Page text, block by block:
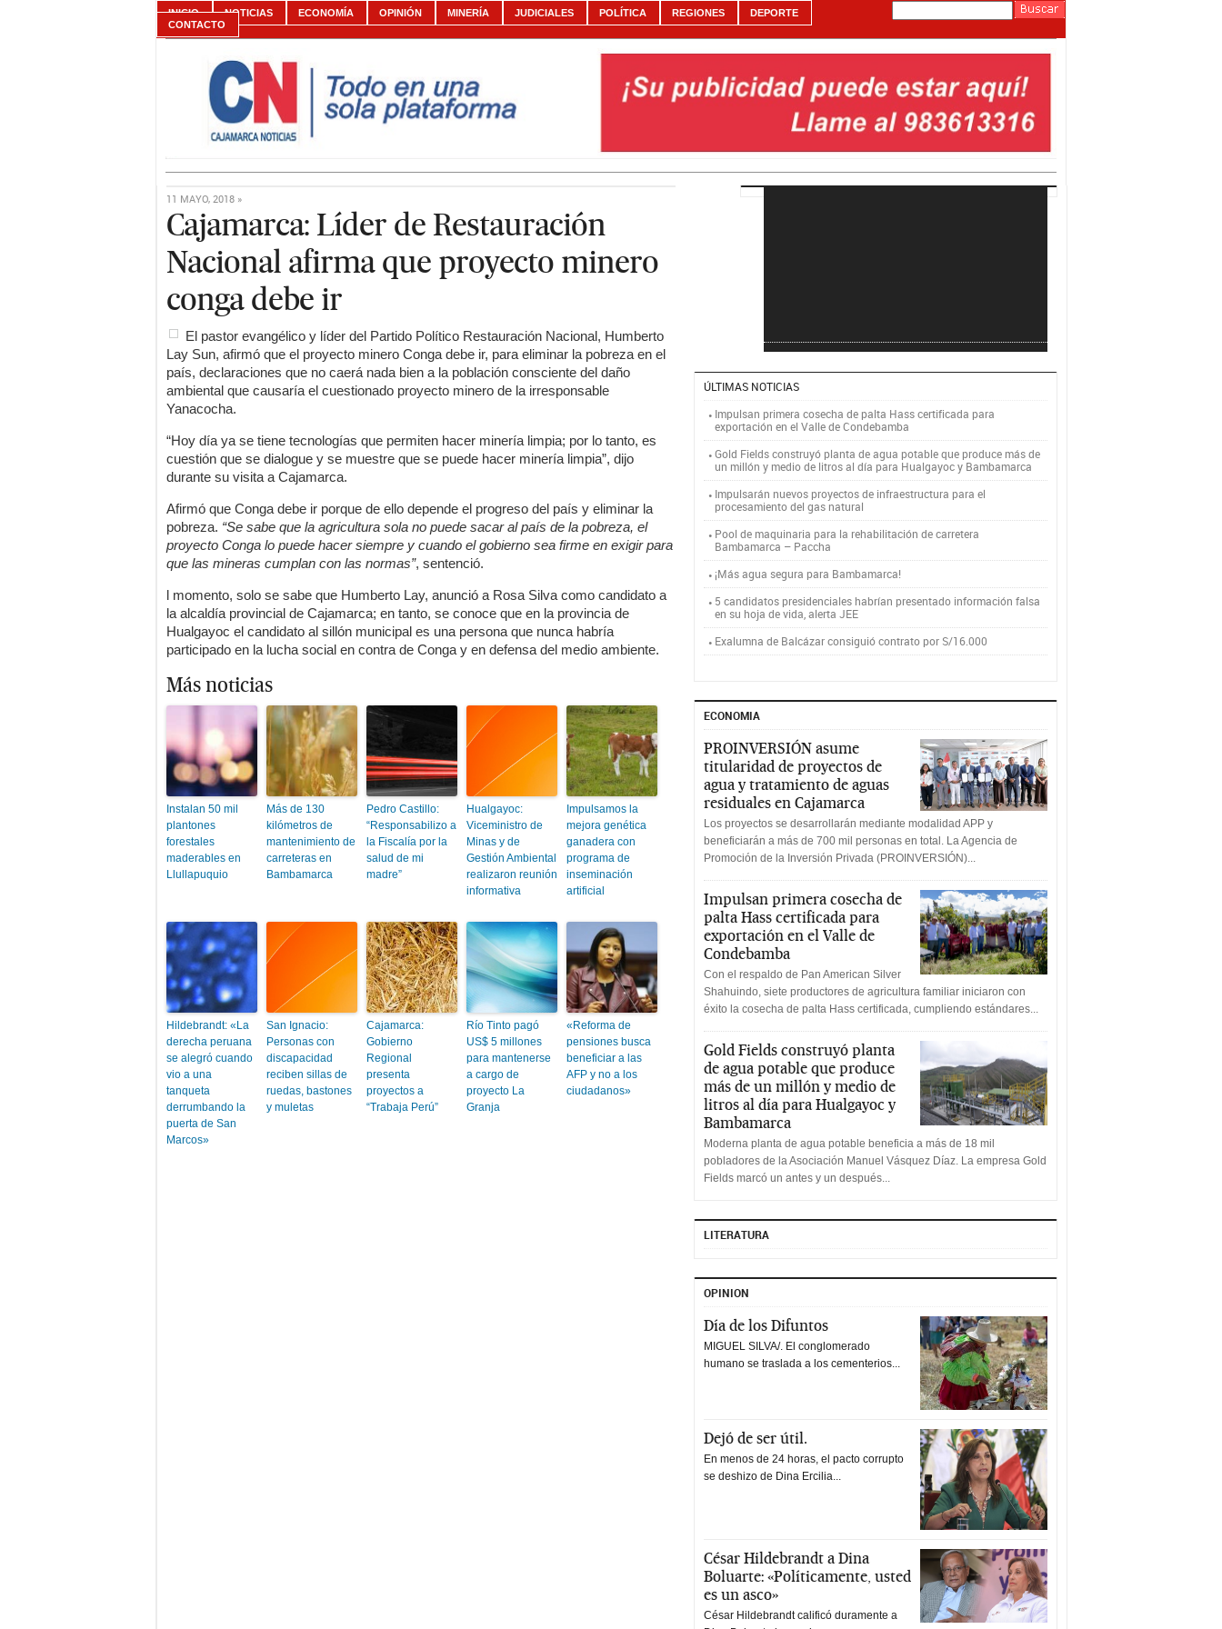
INICIO NOTICIAS ECONOMÍA OPINIÓN MINERÍA JUDICIALES POLÍTICA REGIONES
DEPORTE
CONTACTO
11 MAYO, 2018 »
Cajamarca: Líder de Restauración
Nacional afirma que proyecto minero
conga debe ir
El pastor evangélico y líder del Partido Político Restauración Nacional, Humberto
Lay Sun, afirmó que el proyecto minero Conga debe ir, para eliminar la pobreza en el
país, declaraciones que no caerá nada bien a la población consciente del daño
ambiental que causaría el cuestionado proyecto minero de la irresponsable
Yanacocha.
“Hoy día ya se tiene tecnologías que permiten hacer minería limpia; por lo tanto, es
cuestión que se dialogue y se muestre que se puede hacer minería limpia”, dijo
durante su visita a Cajamarca.
Afirmó que Conga debe ir porque de ello depende el progreso del país y eliminar la
pobreza. “Se sabe que la agricultura sola no puede sacar al país de la pobreza, el
proyecto Conga lo puede hacer siempre y cuando el gobierno sea firme en exigir para
que las mineras cumplan con las normas”, sentenció.
l momento, solo se sabe que Humberto Lay, anunció a Rosa Silva como candidato a
la alcaldía provincial de Cajamarca; en tanto, se conoce que en la provincia de
Hualgayoc el candidato al sillón municipal es una persona que nunca habría
participado en la lucha social en contra de Conga y en defensa del medio ambiente.
Más noticias
Instalan 50 mil
plantones
forestales
maderables en
Llullapuquio
Más de 130
kilómetros de
mantenimiento de
carreteras en
Bambamarca
Pedro Castillo:
“Responsabilizo a
la Fiscalía por la
salud de mi
madre”
Hualgayoc:
Viceministro de
Minas y de
Gestión Ambiental
realizaron reunión
informativa
Impulsamos la
mejora genética
ganadera con
programa de
inseminación
artificial
Hildebrandt: «La
derecha peruana
se alegró cuando
vio a una
tanqueta
derrumbando la
puerta de San
Marcos»
San Ignacio:
Personas con
discapacidad
reciben sillas de
ruedas, bastones
y muletas
Cajamarca:
Gobierno
Regional
presenta
proyectos a
“Trabaja Perú”
Río Tinto pagó
US$ 5 millones
para mantenerse
a cargo de
proyecto La
Granja
«Reforma de
pensiones busca
beneficiar a las
AFP y no a los
ciudadanos»
ÚLTIMAS NOTICIAS
Impulsan primera cosecha de palta Hass certificada para
exportación en el Valle de Condebamba
Gold Fields construyó planta de agua potable que produce más de
un millón y medio de litros al día para Hualgayoc y Bambamarca
Impulsarán nuevos proyectos de infraestructura para el
procesamiento del gas natural
Pool de maquinaria para la rehabilitación de carretera
Bambamarca – Paccha
¡Más agua segura para Bambamarca!
5 candidatos presidenciales habrían presentado información falsa
en su hoja de vida, alerta JEE
Exalumna de Balcázar consiguió contrato por S/16.000
ECONOMIA
PROINVERSIÓN asume
titularidad de proyectos de
agua y tratamiento de aguas
residuales en Cajamarca
Los proyectos se desarrollarán mediante modalidad APP y
beneficiarán a más de 700 mil personas en total. La Agencia de
Promoción de la Inversión Privada (PROINVERSIÓN)...
Impulsan primera cosecha de
palta Hass certificada para
exportación en el Valle de
Condebamba
Con el respaldo de Pan American Silver
Shahuindo, siete productores de agricultura familiar iniciaron con
éxito la cosecha de palta Hass certificada, cumpliendo estándares...
Gold Fields construyó planta
de agua potable que produce
más de un millón y medio de
litros al día para Hualgayoc y
Bambamarca
Moderna planta de agua potable beneficia a más de 18 mil
pobladores de la Asociación Manuel Vásquez Díaz. La empresa Gold
Fields marcó un antes y un después...
LITERATURA
OPINION
Día de los Difuntos
MIGUEL SILVA/. El conglomerado
humano se traslada a los cementerios...
Dejó de ser útil.
En menos de 24 horas, el pacto corrupto
se deshizo de Dina Ercilia...
César Hildebrandt a Dina
Boluarte: «Políticamente, usted
es un asco»
César Hildebrandt calificó duramente a